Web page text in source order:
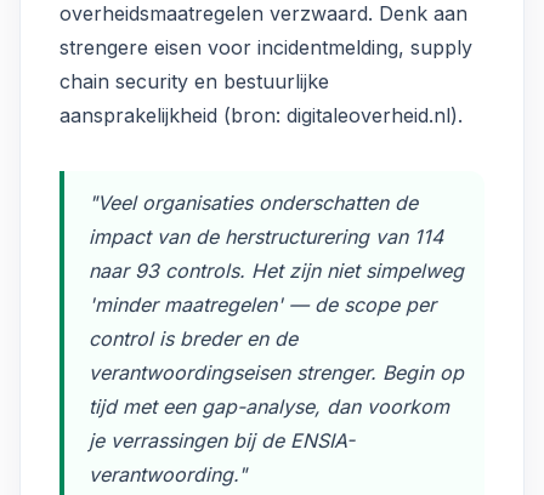
overheidsmaatregelen verzwaard. Denk aan
strengere eisen voor incidentmelding, supply
chain security en bestuurlijke
aansprakelijkheid (bron: digitaleoverheid.nl).
"Veel organisaties onderschatten de
impact van de herstructurering van 114
naar 93 controls. Het zijn niet simpelweg
'minder maatregelen' — de scope per
control is breder en de
verantwoordingseisen strenger. Begin op
tijd met een gap-analyse, dan voorkom
je verrassingen bij de ENSIA-
verantwoording."